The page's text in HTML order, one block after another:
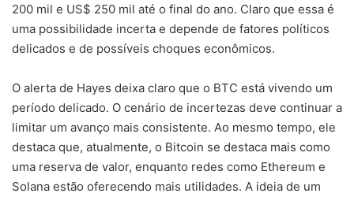
200 mil e US$ 250 mil até o final do ano. Claro que essa é
uma possibilidade incerta e depende de fatores políticos
delicados e de possíveis choques econômicos.
O alerta de Hayes deixa claro que o BTC está vivendo um
período delicado. O cenário de incertezas deve continuar a
limitar um avanço mais consistente. Ao mesmo tempo, ele
destaca que, atualmente, o Bitcoin se destaca mais como
uma reserva de valor, enquanto redes como Ethereum e
Solana estão oferecendo mais utilidades. A ideia de um